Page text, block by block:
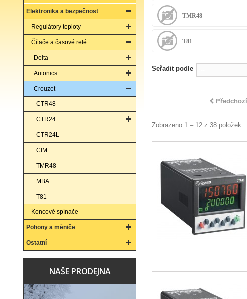
Elektronika a bezpečnost
Regulátory teploty
Čítače a časové relé
Delta
Autonics
Crouzet
CTR48
CTR24
CTR24L
CIM
TMR48
MBA
T81
Koncové spínače
Pohony a měniče
Ostatní
NAŠE PRODEJNA
TMR48
T81
Seřadit podle --
Předchozí
Zobrazeno 1 – 12 z 38 položek